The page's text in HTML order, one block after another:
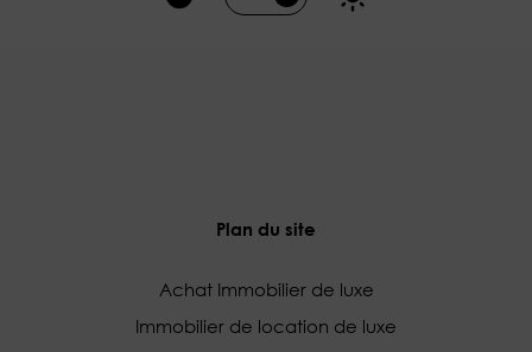
Plan du site
Achat Immobilier de luxe
Immobilier de location de luxe